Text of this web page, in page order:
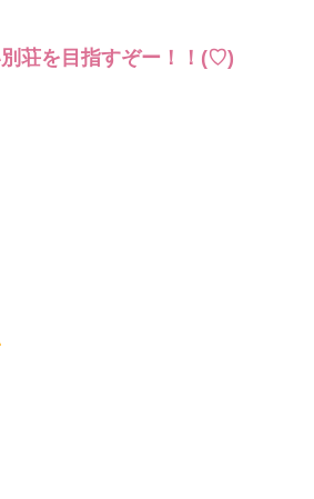
荘を目指すぞー！！(♡)